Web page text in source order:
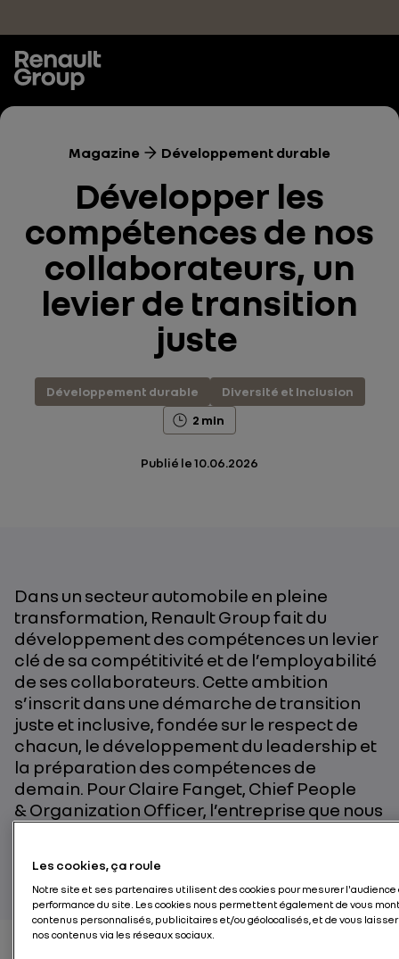
Magazine Développement durable
Développer les
compétences de nos
collaborateurs, un
levier de transition
juste
Développement durable
Diversité et Inclusion
2 min
Publié le10.06.2026
Dans un secteur automobile en pleine
transformation, Renault Group fait du
développement des compétences un levier
clé de sa compétitivité et de l’employabilité
de ses collaborateurs. Cette ambition
s’inscrit dans une démarche de transition
juste et inclusive, fondée sur le respect de
chacun, le développement du leadership et
la préparation des compétences de
demain. Pour Claire Fanget, Chief People
& Organization Officer, l’entreprise que nous
bâtissons se veut apprenante, inclusive et
Les cookies, ça roule
Notre site et ses partenaires utilisent des cookies pour mesurer l'audience
performance du site. Les cookies nous permettent également de vous
contenus personnalisés, publicitaires et/ou géolocalisés, et de vous
nos contenus via les réseaux sociaux.